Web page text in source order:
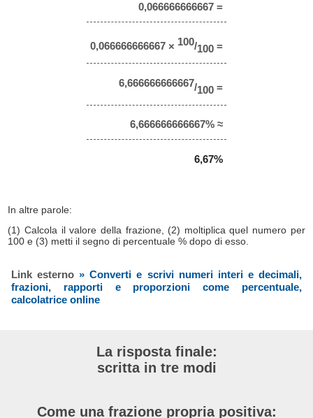
0,066666666667 =
0,066666666667 × 100/100 =
6,666666666667/100 =
6,666666666667% ≈
6,67%
In altre parole:
(1) Calcola il valore della frazione, (2) moltiplica quel numero per
100 e (3) metti il segno di percentuale % dopo di esso.
Link esterno» Converti e scrivi numeri interi e decimali,
frazioni, rapporti e proporzioni come percentuale,
calcolatrice online
La risposta finale:
scritta in tre modi
Come una frazione propria positiva: